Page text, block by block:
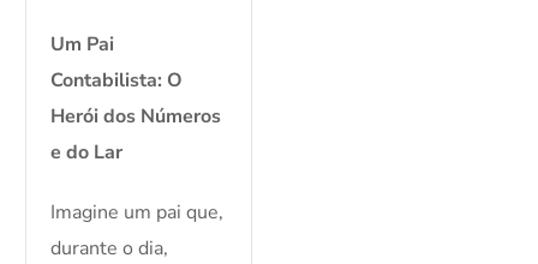
Um Pai
Contabilista: O
Herói dos Números
e do Lar
Imagine um pai que,
durante o dia,